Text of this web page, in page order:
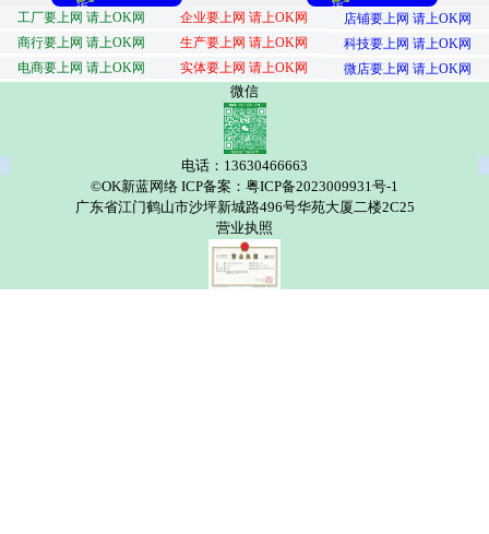
工厂要上网 请上OK网 企业要上网 请上OK网
店铺要上网 请上OK网
商行要上网 请上OK网
生产要上网 请上OK网
科技要上网 请上OK网
电商要上网 请上OK网
实体要上网 请上OK网 微店要上网 请上OK网
微信
电话：13630466663
©OK新蓝网络 ICP备案：粤ICP备2023009931号-1
广东省江门鹤山市沙坪新城路496号华苑大厦二楼2C25
营业执照